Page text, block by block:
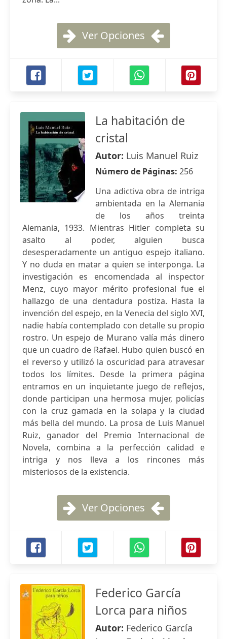
Ver Opciones
La habitación de
cristal
Autor: Luis Manuel Ruiz
Número de Páginas: 256
Una adictiva obra de intriga
ambientada en la Alemania
de los años treinta
Alemania, 1933. Mientras Hitler completa su
asalto al poder, alguien busca
desesperadamente un antiguo espejo italiano.
Y no duda en matar a quien se interponga. La
investigación es encomendada al inspector
Menz, cuyo mayor mérito profesional fue el
hallazgo de una dentadura postiza. Hasta la
invención del espejo, en la Venecia del siglo XVI,
nadie había contemplado con detalle su propio
rostro. Un espejo de Murano valía más dinero
que un cuadro de Rafael. Hubo quien buscó en
el reverso y utilizó la oscuridad para atravesar
todos los límites. Desde la primera página
entramos en un inquietante juego de reflejos,
donde participan una hermosa mujer, policías
con la cruz gamada en la solapa y la ciudad
más bella del mundo. La prosa de Luis Manuel
Ruiz, ganador del Premio Internacional de
Novela, combina a la perfección calidad e
intriga y nos lleva a los rincones más
misteriosos de la existencia.
Ver Opciones
Federico García
Lorca para niños
Autor: Federico García